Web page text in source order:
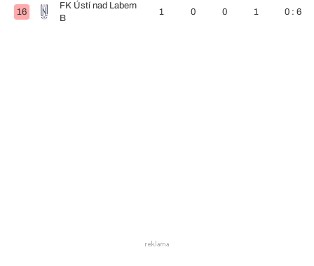
16
FK Ústí nad Labem
B
1 0 0 1 0 : 6